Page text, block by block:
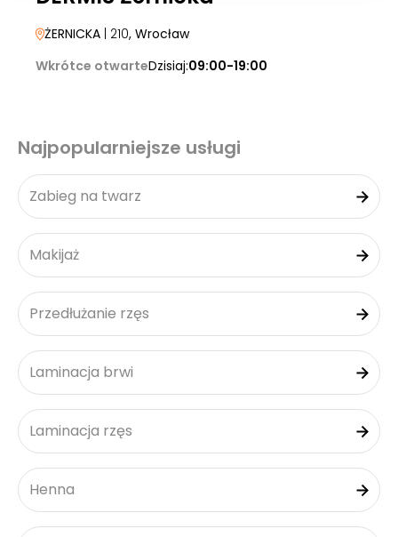
ŻERNICKA | 210, Wrocław
Wkrótce otwarteDzisiaj:09:00-19:00
Najpopularniejsze usługi
Zabieg na twarz
Makijaż
Przedłużanie rzęs
Laminacja brwi
Laminacja rzęs
Henna